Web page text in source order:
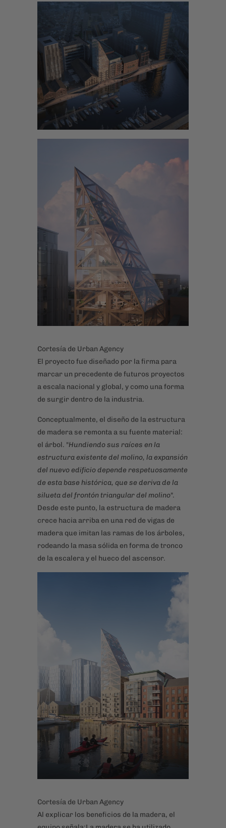
Cortesía de Urban Agency
El proyecto fue diseñado por la firma para
marcar un precedente de futuros proyectos
a escala nacional y global, y como una forma
de surgir dentro de la industria.
Conceptualmente, el diseño de la estructura
de madera se remonta a su fuente material:
el árbol. "Hundiendo sus raíces en la
estructura existente del molino, la expansión
del nuevo edificio depende respetuosamente
de esta base histórica, que se deriva de la
silueta del frontón triangular del molino".
Desde este punto, la estructura de madera
crece hacia arriba en una red de vigas de
madera que imitan las ramas de los árboles,
rodeando la masa sólida en forma de tronco
de la escalera y el hueco del ascensor.
Cortesía de Urban Agency
Al explicar los beneficios de la madera, el